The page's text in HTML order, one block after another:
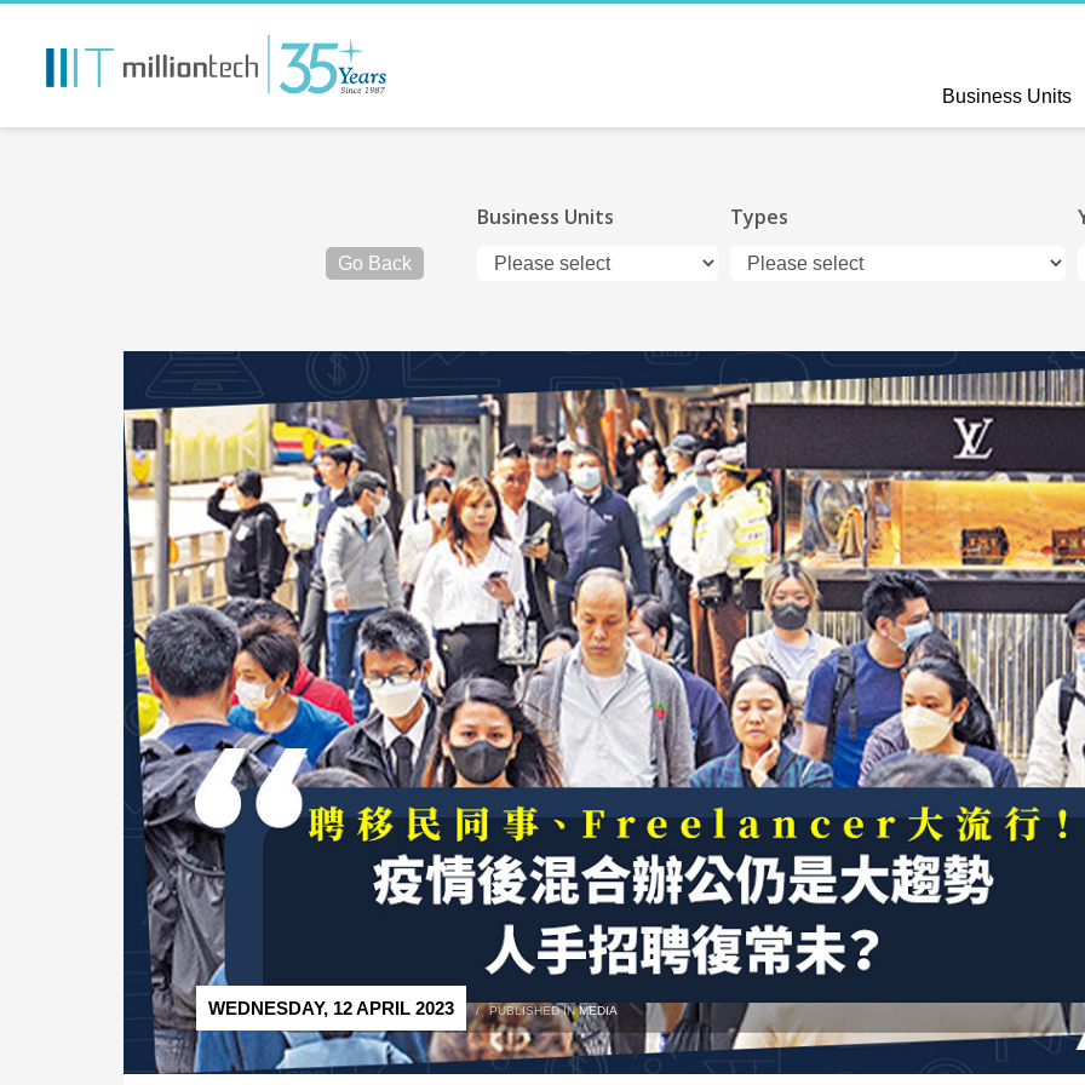
Business Units
Go Back
Business Units Types
WEDNESDAY, 12 APRIL 2023 / PUBLISHED INMEDIA